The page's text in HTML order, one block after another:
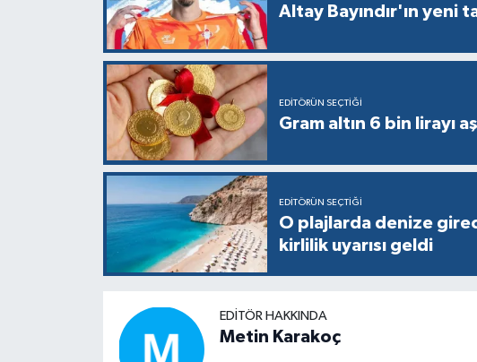
Altay Bayındır'ın yeni
EDITÖRÜN SEÇTIĞI
Gram altın 6 bin lirayı
EDITÖRÜN SEÇTIĞI
O plajlarda denize
kirlilik uyarısı geldi
EDITÖR HAKKINDA
Metin Karakoç